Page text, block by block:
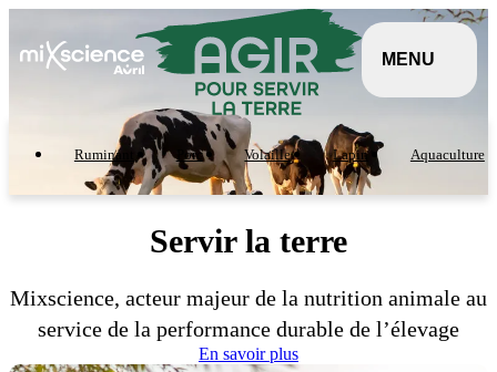
Panneau de gestion des cookies
MENU
Ruminant Porc Volaille Lapin Aquaculture
Servir la terre
Mixscience, acteur majeur de la nutrition animale au
service de la performance durable de l’élevage
En savoir plus